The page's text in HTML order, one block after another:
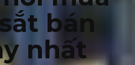
bán
nhất